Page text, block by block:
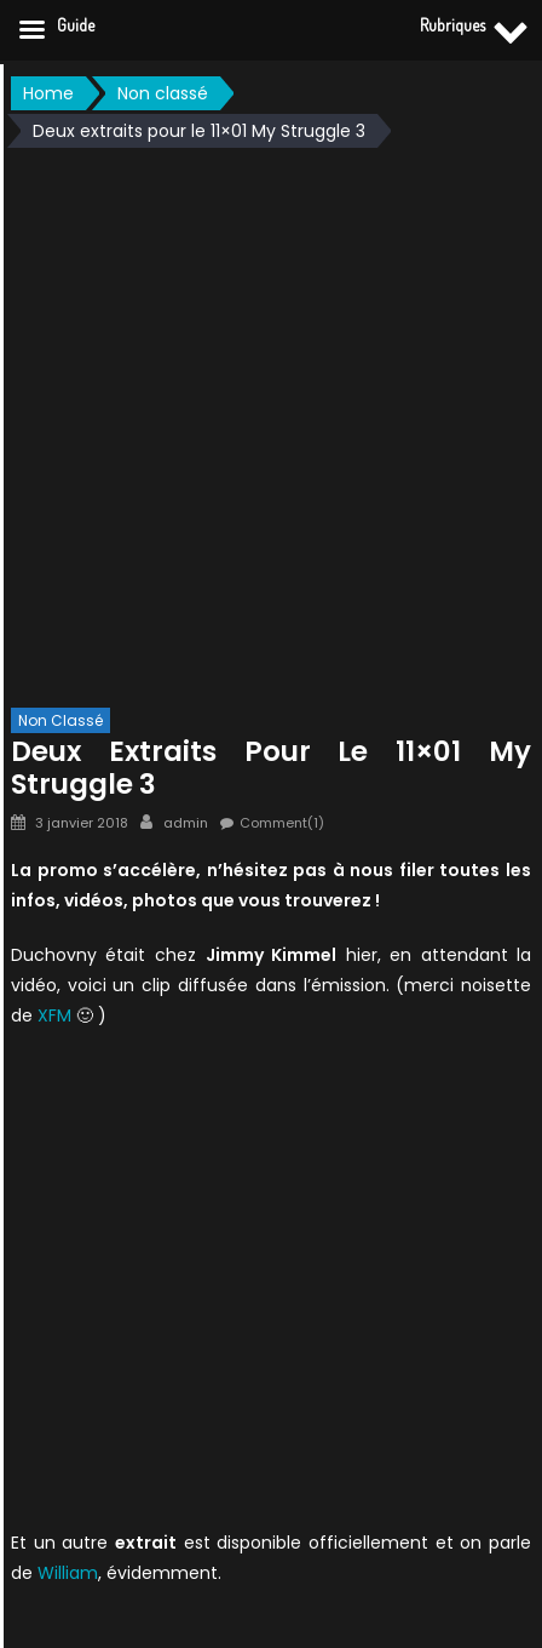
Skip
to
content
Home
Non classé
Deux extraits pour le 11×01 My Struggle 3
Non Classé
Deux Extraits Pour Le 11×01 My
Struggle 3
Posted
3 janvier 2018 Author
admin Comment(1)
La promo s’accélère, n’hésitez pas à nous filer toutes les
infos, vidéos, photos que vous trouverez !
Duchovny était chez Jimmy Kimmel hier, en attendant la
vidéo, voici un clip diffusée dans l’émission. (merci noisette
de XFM 🙂 )
Et un autre extrait est disponible officiellement et on parle
de William, évidemment.
Guide Rubriques